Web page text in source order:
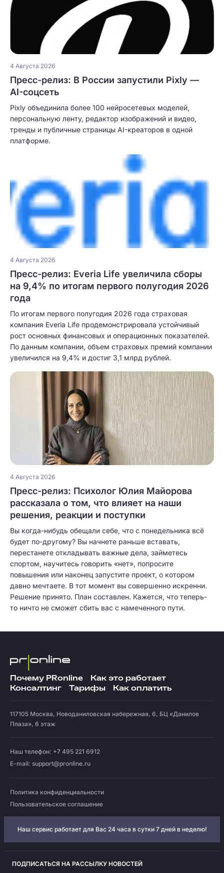
4 Августа 2026
Пресс-релиз: В России запустили Pixly —
AI-соцсеть
Pixly объединила более 100 нейросетевых моделей,
персональную ленту, редактор изображений и видео,
тренды и публичные страницы AI-креаторов в одной
платформе.
4 Августа 2026
Пресс-релиз: Everia Life увеличила сборы
на 9,4% по итогам первого полугодия 2026
года
По итогам первого полугодия 2026 года страховая
компания Everia Life продемонстрировала устойчивый
рост основных финансовых и операционных показателей.
По данным компании, объем страховых премий компании
увеличился на 9,4% и достиг 3,1 млрд рублей.
4 Августа 2026
Пресс-релиз: Психолог Юлия Майорова
рассказала о том, что влияет на наши
решения, реакции и поступки
Вы когда-нибудь обещали себе, что с понедельника всё
будет по-другому? Вы начнете раньше вставать,
перестанете откладывать важные дела, займетесь
спортом, научитесь говорить «нет», попросите
повышения или наконец запустите проект, о котором
давно мечтаете. В тот момент вы совершенно искренни.
Решение принято. План составлен. Кажется, что теперь-
то ничто не сможет сбить вас с намеченного пути.
Почему PRonline
Как это работает
Консалтинг
Тарифы Как оплатить
117105 Москва, Новоданиловская набережная, 6, БЦ «Данилов
Плаза», 6 этаж
Наш телефон: +7 495 221 6912
E-mail: support@pronline.ru
Политика конфиденциальности
Пользовательское соглашение
Наш сервис работает для Вас 24 часа в сутки 7 дней в неделю!
ПОДПИСАТЬСЯ НА РАССЫЛКУ НОВОСТЕЙ